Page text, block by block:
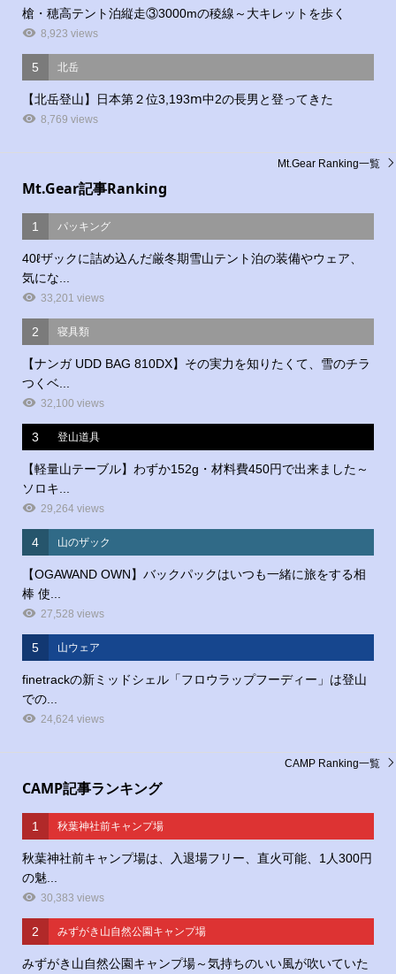
槍・穂高テント泊縦走③3000mの稜線～大キレットを歩く
8,923 views
5 北岳
【北岳登山】日本第２位3,193ⅿ中2の長男と登ってきた
8,769 views
Mt.Gear記事Ranking
1 パッキング
40ℓザックに詰め込んだ厳冬期雪山テント泊の装備やウェア、
気にな...
33,201 views
2 寝具類
【ナンガ UDD BAG 810DX】その実力を知りたくて、雪のチラ
つくベ...
32,100 views
3 登山道具
【軽量山テーブル】わずか152g・材料費450円で出来ました～
ソロキ...
29,264 views
4 山のザック
【OGAWAND OWN】バックパックはいつも一緒に旅をする相
棒 使...
27,528 views
5 山ウェア
finetrackの新ミッドシェル「フロウラップフーディー」は登山
での...
24,624 views
Mt.Gear Ranking一覧
CAMP記事ランキング
1 秋葉神社前キャンプ場
秋葉神社前キャンプ場は、入退場フリー、直火可能、1人300円
の魅...
30,383 views
2 みずがき山自然公園キャンプ場
みずがき山自然公園キャンプ場～気持ちのいい風が吹いていた
CAMP Ranking一覧